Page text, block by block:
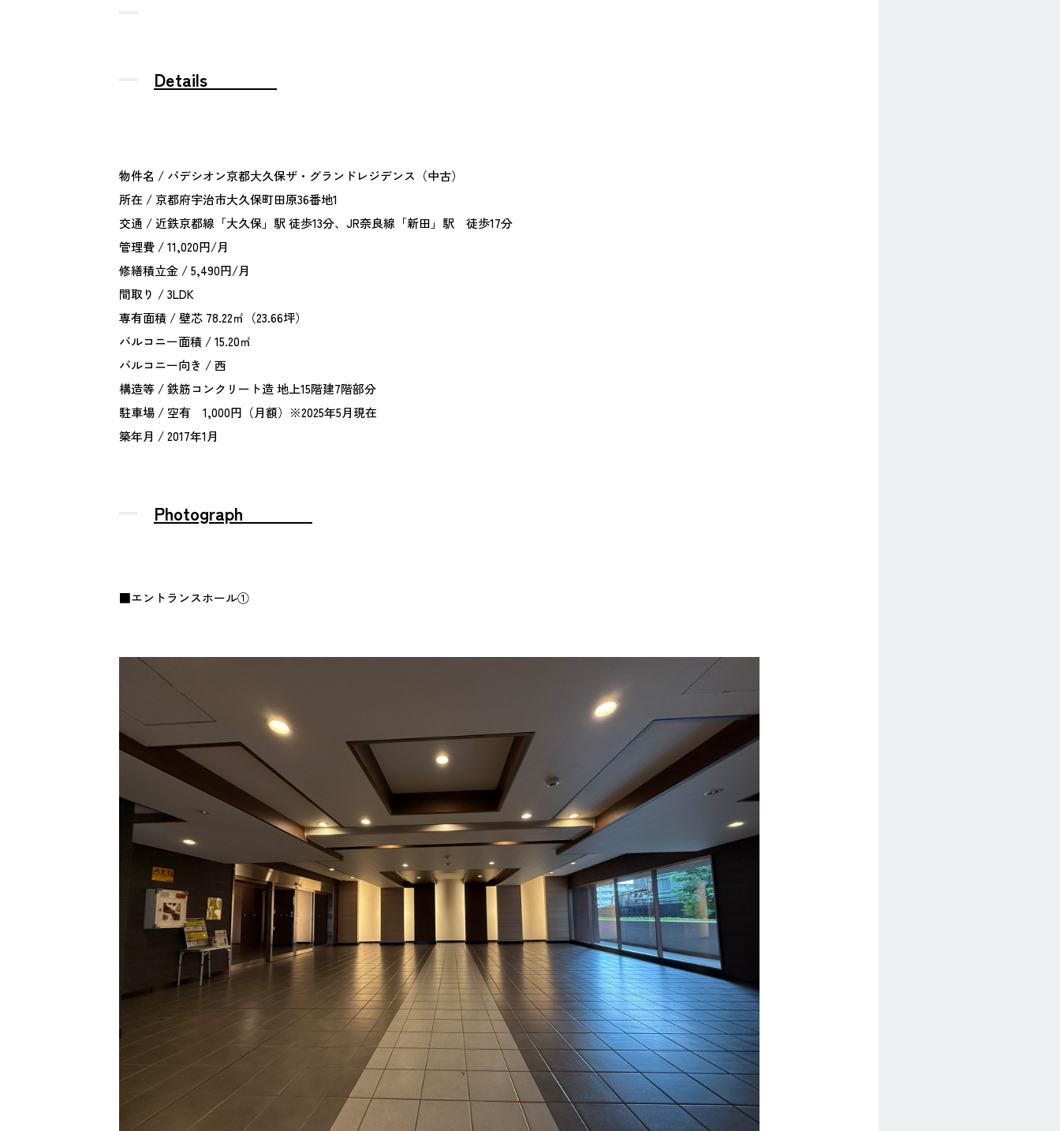
Details
物件名 / パデシオン京都大久保ザ・グランドレジデンス（中古）
所在 / 京都府宇治市大久保町田原36番地1
交通 / 近鉄京都線「大久保」駅 徒歩13分、JR奈良線「新田」駅 徒歩17分
管理費 / 11,020円/月
修繕積立金 / 5,490円/月
間取り / 3LDK
専有面積 / 壁芯 78.22㎡（23.66坪）
バルコニー面積 / 15.20㎡
バルコニー向き / 西
構造等 / 鉄筋コンクリート造 地上15階建7階部分
駐車場 / 空有 1,000円（月額）※2025年5月現在
築年月 / 2017年1月
Photograph
■エントランスホール①